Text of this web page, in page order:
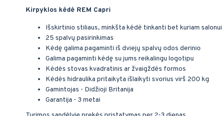
Kirpyklos kėdė REM Capri
Išskirtinio stiliaus, minkšta kėdė tinkanti bet kuriam salonui
25 spalvų pasirinkimas
Kėdę galima pagaminti iš dviejų spalvų odos derinio
Galima pagaminti kėdę su jums reikalingu logotipu
Kėdės stovas kvadratinis ar žvaigždės formos
Kėdės hidraulika pritaikyta išlaikyti svorius virš 200 kg
Gamintojas - Didžioji Britanija
Garantija - 3 metai